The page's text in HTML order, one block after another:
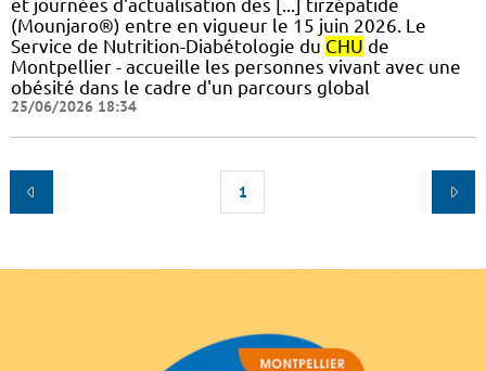
et journées d'actualisation des [...] tirzépatide
(Mounjaro®) entre en vigueur le 15 juin 2026. Le
Service de Nutrition-Diabétologie du CHU de
Montpellier - accueille les personnes vivant avec une
obésité dans le cadre d'un parcours global
25/06/2026 18:34
1